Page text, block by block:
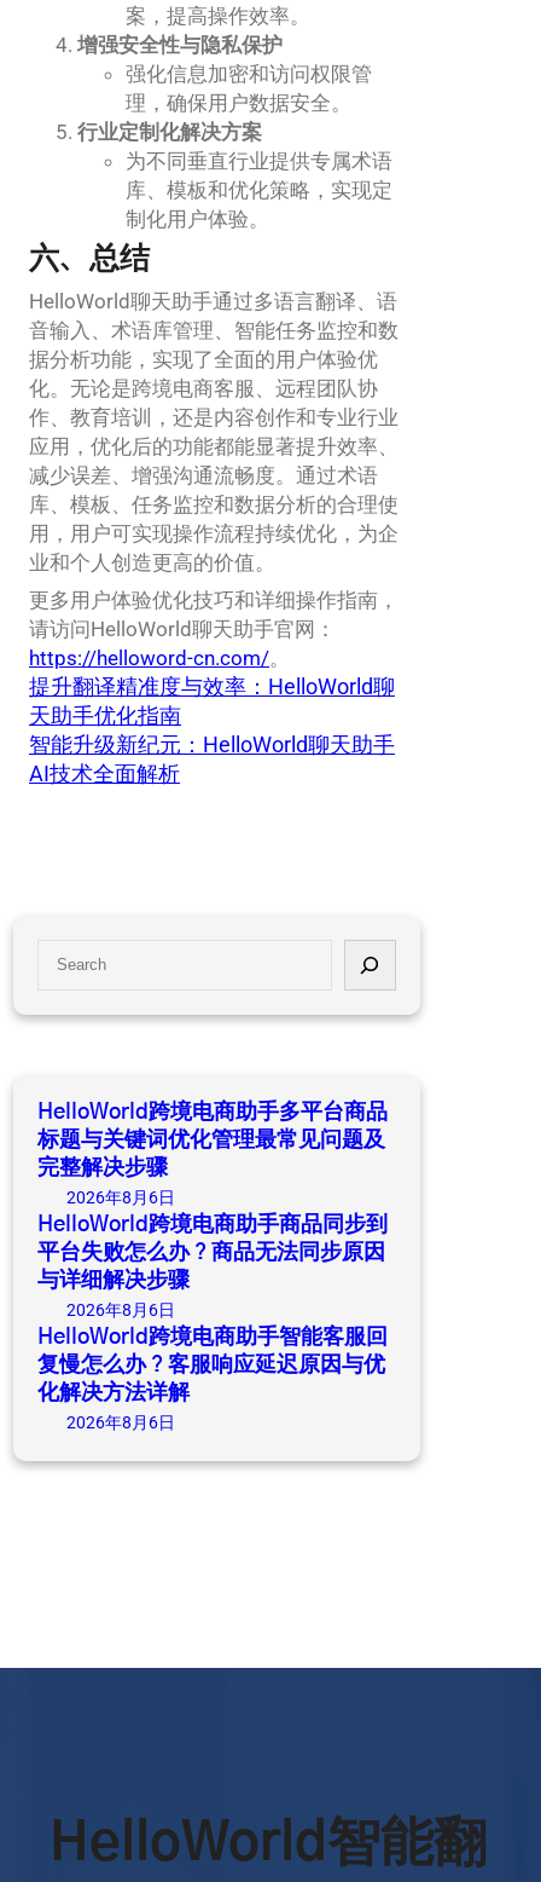
案，提高操作效率。
增强安全性与隐私保护
强化信息加密和访问权限管
理，确保用户数据安全。
行业定制化解决方案
为不同垂直行业提供专属术语
库、模板和优化策略，实现定
制化用户体验。
六、总结
HelloWorld聊天助手通过多语言翻译、语
音输入、术语库管理、智能任务监控和数
据分析功能，实现了全面的用户体验优
化。无论是跨境电商客服、远程团队协
作、教育培训，还是内容创作和专业行业
应用，优化后的功能都能显著提升效率、
减少误差、增强沟通流畅度。通过术语
库、模板、任务监控和数据分析的合理使
用，用户可实现操作流程持续优化，为企
业和个人创造更高的价值。
更多用户体验优化技巧和详细操作指南，
请访问HelloWorld聊天助手官网：
https://helloword-cn.com/。
提升翻译精准度与效率：HelloWorld聊
天助手优化指南
智能升级新纪元：HelloWorld聊天助手
AI技术全面解析
a
h
HelloWorld跨境电商助手多平台商品
标题与关键词优化管理最常见问题及
完整解决步骤
2026年8月6日
HelloWorld跨境电商助手商品同步到
平台失败怎么办？商品无法同步原因
与详细解决步骤
2026年8月6日
HelloWorld跨境电商助手智能客服回
复慢怎么办？客服响应延迟原因与优
化解决方法详解
2026年8月6日
HelloWorld智能翻